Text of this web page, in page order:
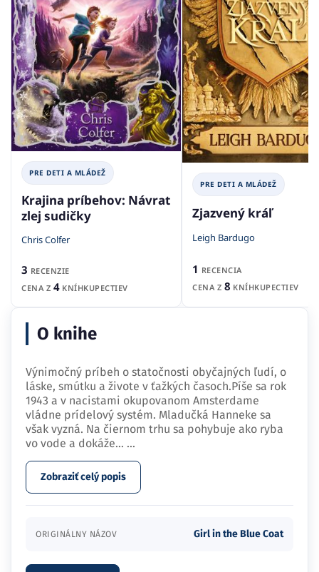
PRE DETI A MLÁDEŽ
Krajina príbehov: Návrat
zlej sudičky
Chris Colfer
3 RECENZIE
CENA Z 4KNÍHKUPECTIEV
PRE DETI A MLÁDEŽ
Zjazvený kráľ
Leigh Bardugo
1 RECENCIA
CENA Z 8 KNÍHKUPECTIEV
O knihe
Výnimočný príbeh o statočnosti obyčajných ľudí, o
láske, smútku a živote v ťažkých časoch.Píše sa rok
1943 a v nacistami okupovanom Amsterdame
vládne prídelový systém. Mladučká Hanneke sa
však vyzná. Na čiernom trhu sa pohybuje ako ryba
vo vode a dokáže… ...
Zobraziť celý popis
ORIGINÁLNY NÁZOV Girl in the Blue Coat